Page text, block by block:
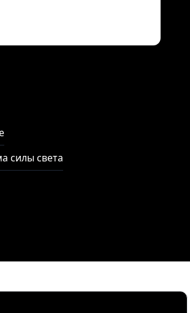
силы света